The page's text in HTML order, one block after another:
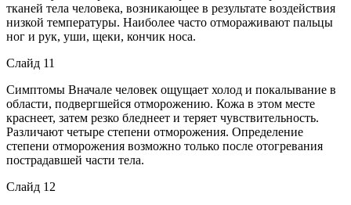
тканей тела человека, возникающее в результате воздействия
низкой температуры. Наиболее часто отмораживают пальцы
ног и рук, уши, щеки, кончик носа.
Слайд 11
Симптомы Вначале человек ощущает холод и покалывание в
области, подвергшейся отморожению. Кожа в этом месте
краснеет, затем резко бледнеет и теряет чувствительность.
Различают четыре степени отморожения. Определение
степени отморожения возможно только после отогревания
пострадавшей части тела.
Слайд 12